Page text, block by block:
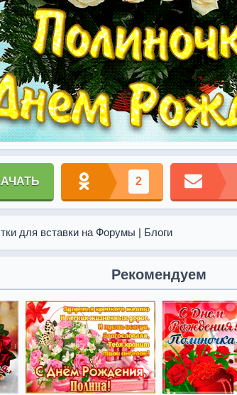
2
для вставки на Форумы | Блоги
Рекомендуем